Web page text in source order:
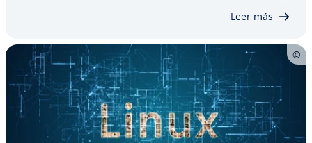
Leer más